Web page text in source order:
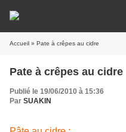
Accueil » Pate à crêpes au cidre
Pate à crêpes au cidre
Publié le 19/06/2010 à 15:36
Par SUAKIN